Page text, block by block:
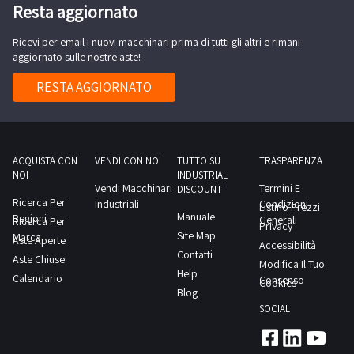
CROWN,
WP2320,
anno
2005,
sollevamento
massimo
2000kg.; Spazzatrice,
tempistica
massima
prevista
per
lo
svolgimento
attività
ritiro
Resta aggiornato
Ricevi per email i nuovi macchinari prima di tutti gli altri e rimani
aggiornato sulle nostre aste!
RESTA AGGIORNATO
ACQUISTA CON
NOI
Ricerca Per
Regioni
Ricerca Per
Marca
Aste Aperte
Aste Chiuse
Calendario
VENDI CON NOI
Vendi Macchinari
Industriali
TUTTO SU
INDUSTRIAL
DISCOUNT
Manuale
Site Map
Contatti
Help
Blog
TRASPARENZA
Termini E
Condizioni
Generali
Listino Prezzi
Privacy
Accessibilità
Modifica Il Tuo
Consenso
Cookies
SOCIAL